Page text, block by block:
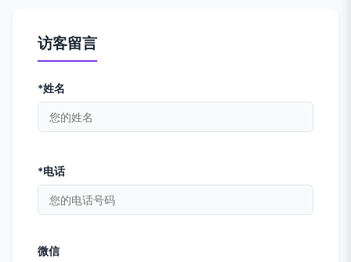
访客留言
*姓名
*电话
微信